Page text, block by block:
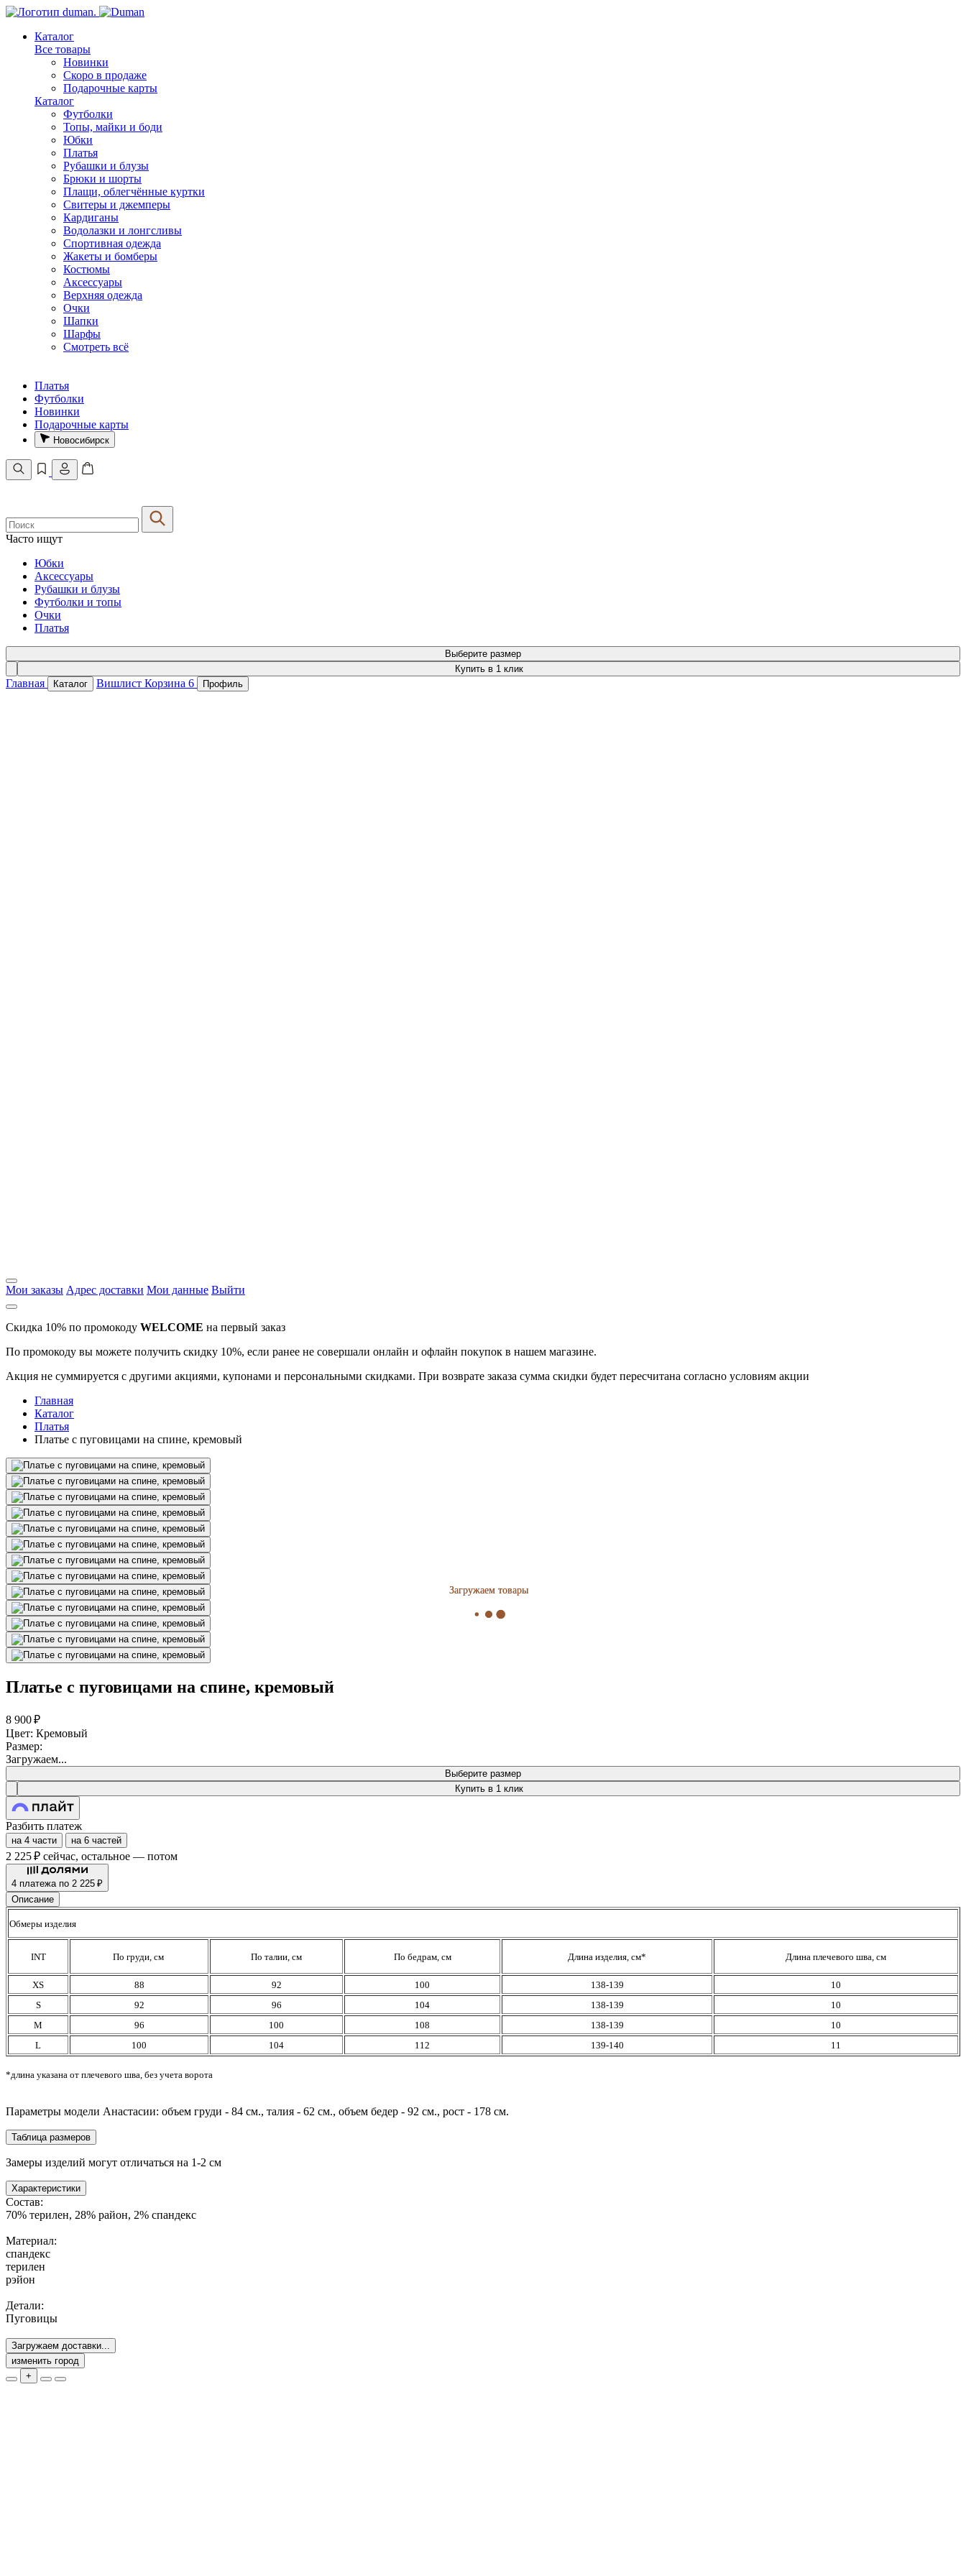
Каталог
Все товары
Новинки
Скоро в продаже
Подарочные карты
Каталог
Футболки
Топы, майки и боди
Юбки
Платья
Рубашки и блузы
Брюки и шорты
Плащи, облегчённые куртки
Свитеры и джемперы
Кардиганы
Водолазки и лонгсливы
Спортивная одежда
Жакеты и бомберы
Костюмы
Аксессуары
Верхняя одежда
Очки
Шапки
Шарфы
Смотреть всё
Платья
Футболки
Новинки
Подарочные карты
Новосибирск
Часто ищут
Юбки
Аксессуары
Рубашки и блузы
Футболки и топы
Очки
Платья
Выберите размер
Купить в 1 клик
Главная Каталог Вишлист Корзина 6 Профиль
Мои заказы Адрес доставки Мои данные Выйти
Скидка 10% по промокоду WELCOME на первый заказ
По промокоду вы можете получить скидку 10%, если ранее не совершали онлайн и офлайн покупок в нашем магазине.
Акция не суммируется с другими акциями, купонами и персональными скидками. При возврате заказа сумма скидки будет пересчитана согласно условиям акции
Главная
Каталог
Платья
Платье с пуговицами на спине, кремовый
Платье с пуговицами на спине, кремовый
8 900 ₽
Цвет: Кремовый
Размер:
Загружаем...
Выберите размер
Купить в 1 клик
Разбить платеж
на 4 части на 6 частей
2 225 ₽ сейчас, остальное — потом
4 платежа по 2 225 ₽
Описание
Обмеры изделия
INT По груди, см По талии, см По бедрам, см Длина изделия, см* Длина плечевого шва, см
XS 88 92 100 138-139
10
S
92 96 104 138-139
10
M
96 100 108 138-139
10
L
100 104 112 139-140 11
*длина указана от плечевого шва, без учета ворота
Параметры модели Анастасии: объем груди - 84 см., талия - 62 см., объем бедер - 92 см., рост - 178 см.
Таблица размеров
Замеры изделий могут отличаться на 1-2 см
Характеристики
Состав:
70% терилен, 28% район, 2% спандекс
Материал:
спандекс
терилен
рэйон
Детали:
Пуговицы
Загружаем доставки...
изменить город
+
Загружаем товары
Загружаем товары